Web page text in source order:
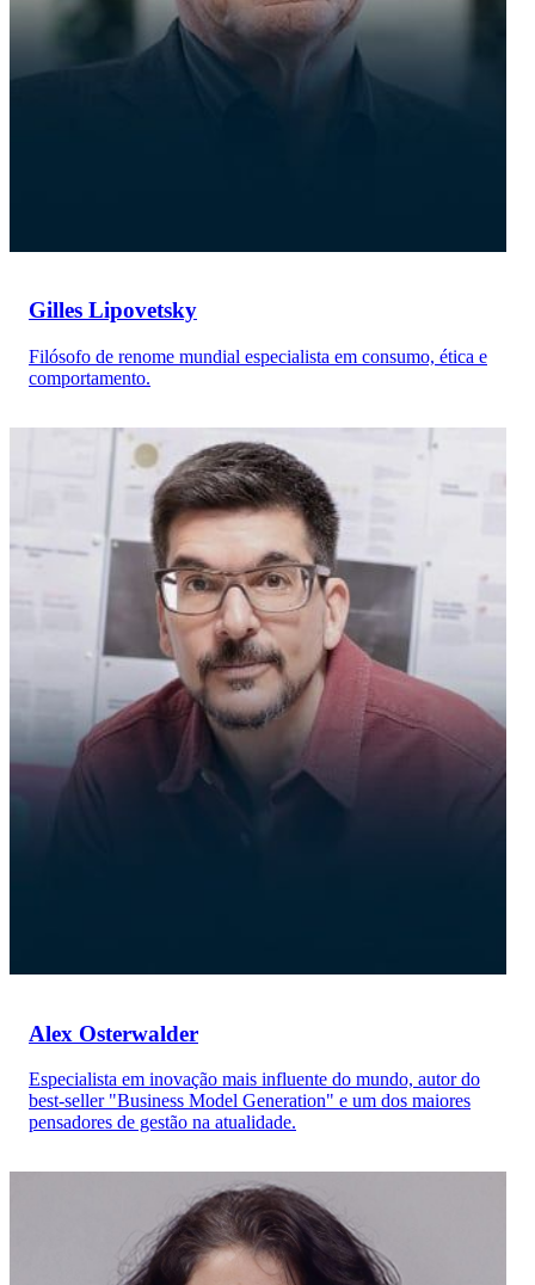
Gilles Lipovetsky
Filósofo de renome mundial especialista em consumo, ética e
comportamento.
Alex Osterwalder
Especialista em inovação mais influente do mundo, autor do
best-seller "Business Model Generation" e um dos maiores
pensadores de gestão na atualidade.